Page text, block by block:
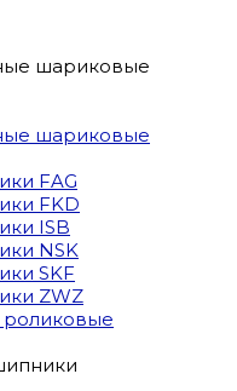
шариковые
шариковые
FAG
FKD
ISB
NSK
SKF
ZWZ